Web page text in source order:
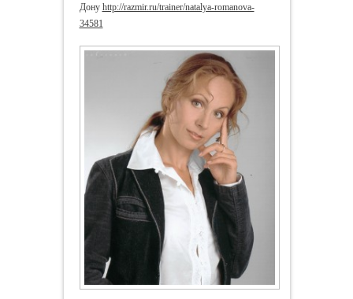
Дону http://razmir.ru/trainer/natalya-romanova-
34581